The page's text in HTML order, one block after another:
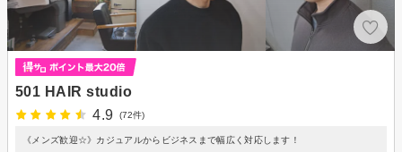
501 HAIR studio
4.9
(72件)
《メンズ歓迎☆》カジュアルからビジネスまで幅広く対応します！